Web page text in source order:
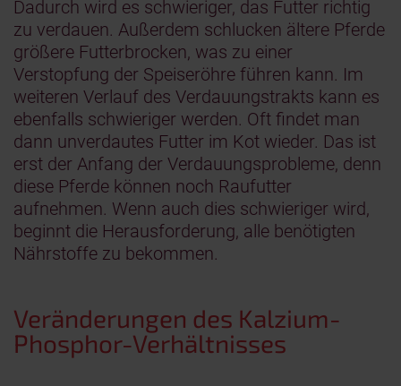
Dadurch wird es schwieriger, das Futter richtig
zu verdauen. Außerdem schlucken ältere Pferde
größere Futterbrocken, was zu einer
Verstopfung der Speiseröhre führen kann. Im
weiteren Verlauf des Verdauungstrakts kann es
ebenfalls schwieriger werden. Oft findet man
dann unverdautes Futter im Kot wieder. Das ist
erst der Anfang der Verdauungsprobleme, denn
diese Pferde können noch Raufutter
aufnehmen. Wenn auch dies schwieriger wird,
beginnt die Herausforderung, alle benötigten
Nährstoffe zu bekommen.
Veränderungen des Kalzium-
Phosphor-Verhältnisses